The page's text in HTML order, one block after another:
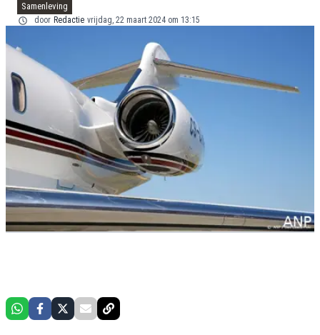
Samenleving
door Redactie vrijdag, 22 maart 2024 om 13:15